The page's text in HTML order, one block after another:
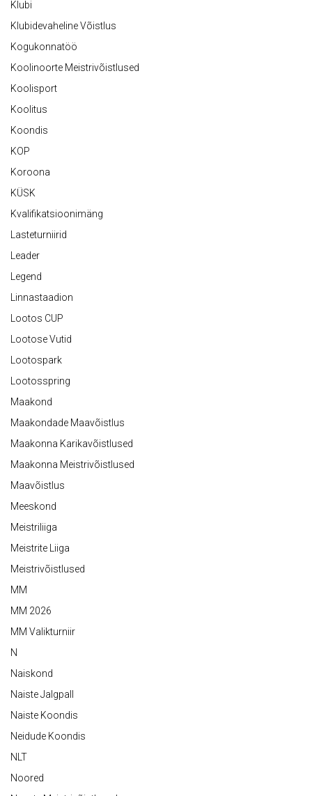
Klubi
Klubidevaheline Võistlus
Kogukonnatöö
Koolinoorte Meistrivõistlused
Koolisport
Koolitus
Koondis
KOP
Koroona
KÜSK
Kvalifikatsioonimäng
Lasteturniirid
Leader
Legend
Linnastaadion
Lootos CUP
Lootose Vutid
Lootospark
Lootosspring
Maakond
Maakondade Maavõistlus
Maakonna Karikavõistlused
Maakonna Meistrivõistlused
Maavõistlus
Meeskond
Meistriliiga
Meistrite Liiga
Meistrivõistlused
MM
MM 2026
MM Valikturniir
N
Naiskond
Naiste Jalgpall
Naiste Koondis
Neidude Koondis
NLT
Noored